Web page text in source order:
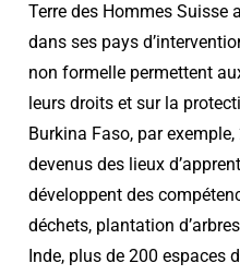
Terre des Hommes Suisse
dans ses pays
non formelle permettent
leurs droits et sur la
Burkina Faso, par
devenus des lieux
développent des
déchets, plantation
Inde, plus de 200 espaces